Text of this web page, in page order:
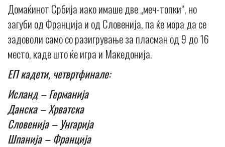
Домаќинот Србија иако имаше две „меч-топки“, но
загуби од Франција и од Словенија, па ќе мора да се
задоволи само со разигрување за пласман од 9 до 16
место, каде што ќе игра и Македонија.
ЕП кадети, четвртфинале:
Исланд – Германија
Данска – Хрватска
Словенија – Унгарија
Шпанија – Франција